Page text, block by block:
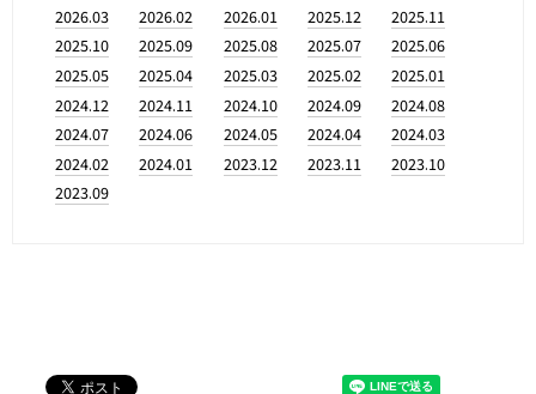
2026.03
2026.02 2026.01 2025.12
2025.11
2025.10
2025.09 2025.08 2025.07
2025.06
2025.05
2025.04 2025.03 2025.02
2025.01
2024.12
2024.11 2024.10 2024.09
2024.08
2024.07
2024.06 2024.05 2024.04
2024.03
2024.02
2024.01 2023.12 2023.11
2023.10
2023.09